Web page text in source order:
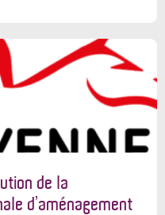
de la
d’aménagement